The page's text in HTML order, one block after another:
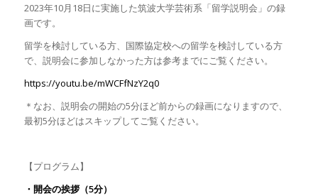
2023年10月18日に実施した筑波大学芸術系「留学説明会」の録
画です。
留学を検討している方、国際協定校への留学を検討している方
で、説明会に参加しなかった方は参考までにご覧ください。
https://youtu.be/mWCFfNzY2q0
＊なお、説明会の開始の5分ほど前からの録画になりますので、
最初5分ほどはスキップしてご覧ください。
【プログラム】
・開会の挨拶（5分）